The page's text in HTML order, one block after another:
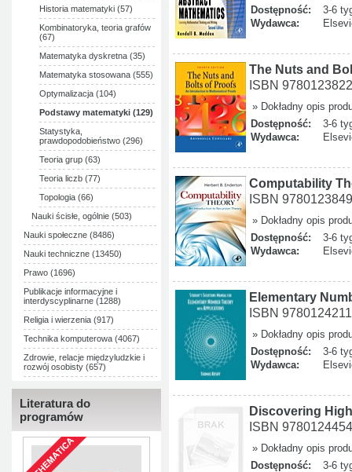
Historia matematyki (57)
Kombinatoryka, teoria grafów
(67)
Matematyka dyskretna (35)
Matematyka stosowana (555)
Optymalizacja (104)
Podstawy matematyki (129)
Statystyka,
prawdopodobieństwo (296)
Teoria grup (63)
Teoria liczb (77)
Topologia (66)
Nauki ścisłe, ogólnie (503)
Nauki społeczne (8486)
Nauki techniczne (13450)
Prawo (1696)
Publikacje informacyjne i
interdyscyplinarne (1288)
Religia i wierzenia (917)
Technika komputerowa (4067)
Zdrowie, relacje międzyludzkie i
rozwój osobisty (657)
Literatura do
programów
Dostępność:
3-6
Wydawca:
The Nuts and
ISBN
» Dokładny opis
Dostępność:
3-6
Wydawca:
Computability
ISBN
» Dokładny opis
Dostępność:
3-6
Wydawca:
Elementary
ISBN
» Dokładny opis
Dostępność:
3-6
Wydawca:
Discovering
ISBN
» Dokładny opis
Dostępność:
3-6